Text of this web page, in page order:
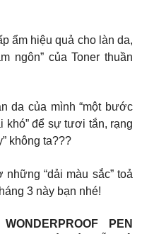
ẩm hiệu quả cho làn da,
ngôn” của Toner thuần
da của mình “một bước
khó” để sự tươi tắn, rạng
không ta???
“dải màu sắc” toả
3 này bạn nhé!
PEN